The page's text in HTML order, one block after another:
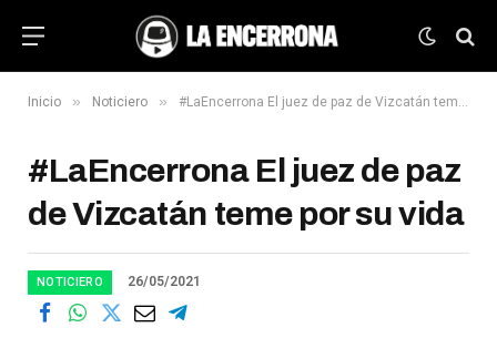
Inicio » Noticiero » #LaEncerrona El juez de paz de Vizcatán teme por su vida
#LaEncerrona El juez de paz
de Vizcatán teme por su vida
NOTICIERO 26/05/2021